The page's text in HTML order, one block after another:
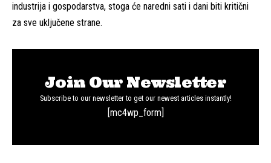
industrija i gospodarstva, stoga će naredni sati i dani biti kritični
za sve uključene strane.
Join Our Newsletter
Subscribe to our newsletter to get our newest articles instantly!
[mc4wp_form]